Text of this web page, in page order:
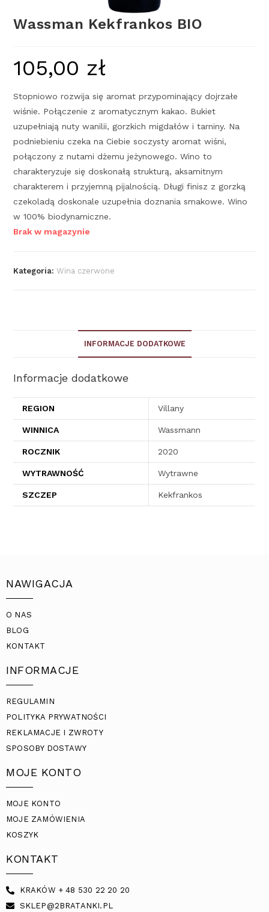
Wassman Kekfrankos BIO
105,00 zł
Stopniowo rozwija się aromat przypominający dojrzałe
wiśnie. Połączenie z aromatycznym kakao. Bukiet
uzupełniają nuty wanilii, gorzkich migdałów i tarniny. Na
podniebieniu czeka na Ciebie soczysty aromat wiśni,
połączony z nutami dżemu jeżynowego. Wino to
charakteryzuje się doskonałą strukturą, aksamitnym
charakterem i przyjemną pijalnością. Długi finisz z gorzką
czekoladą doskonale uzupełnia doznania smakowe. Wino
w 100% biodynamiczne.
Brak w magazynie
Kategoria:Wina czerwone
INFORMACJE DODATKOWE
Informacje dodatkowe
REGION Villany
WINNICA Wassmann
ROCZNIK 2020
WYTRAWNOŚĆ Wytrawne
SZCZEP Kekfrankos
NAWIGACJA
O NAS
BLOG
KONTAKT
INFORMACJE
REGULAMIN
POLITYKA PRYWATNOŚCI
REKLAMACJE I ZWROTY
SPOSOBY DOSTAWY
MOJE KONTO
MOJE KONTO
MOJE ZAMÓWIENIA
KOSZYK
KONTAKT
KRAKÓW + 48 530 22 20 20
SKLEP@2BRATANKI.PL